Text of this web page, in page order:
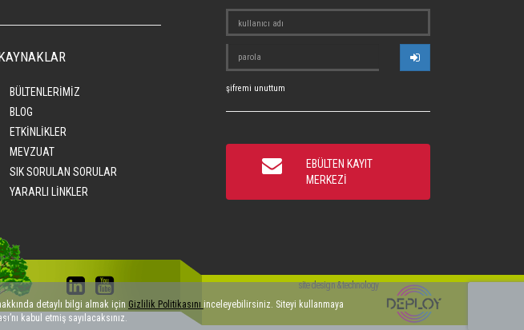
BÜLTENLERİMİZ
BLOG
ETKİNLİKLER
MEVZUAT
SIK SORULAN SORULAR
YARARLI LİNKLER
şifremi unuttum
EBÜLTEN KAYIT
MERKEZİ
site design & technology
detaylı bilgi almak için Gizlilik Politikasını inceleyebilirsiniz. Siteyi kullanmaya
kabul etmiş sayılacaksınız.